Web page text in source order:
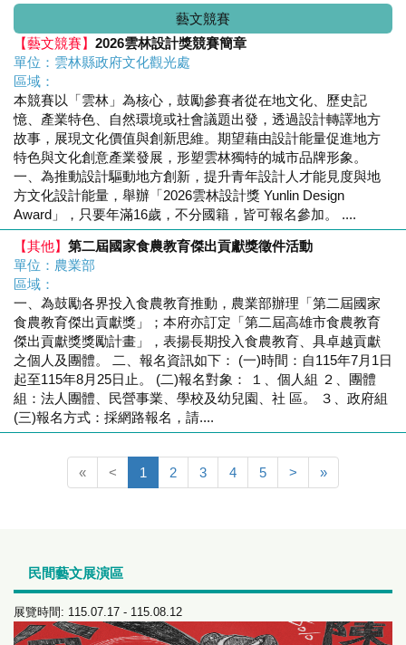
藝文競賽
【藝文競賽】 2026雲林設計獎競賽簡章
單位：雲林縣政府文化觀光處
區域：
本競賽以「雲林」為核心，鼓勵參賽者從在地文化、歷史記
憶、產業特色、自然環境或社會議題出發，透過設計轉譯地方
故事，展現文化價值與創新思維。期望藉由設計能量促進地方
特色與文化創意產業發展，形塑雲林獨特的城市品牌形象。
一、為推動設計驅動地方創新，提升青年設計人才能見度與地
方文化設計能量，舉辦「2026雲林設計獎 Yunlin Design
Award」，只要年滿16歲，不分國籍，皆可報名參加。 ....
【其他】 第二屆國家食農教育傑出貢獻獎徵件活動
單位：農業部
區域：
一、為鼓勵各界投入食農教育推動，農業部辦理「第二屆國家
食農教育傑出貢獻獎」；本府亦訂定「第二屆高雄市食農教育
傑出貢獻獎獎勵計畫」，表揚長期投入食農教育、具卓越貢獻
之個人及團體。 二、報名資訊如下： (一)時間：自115年7月1日
起至115年8月25日止。 (二)報名對象： １、個人組 ２、團體
組：法人團體、民營事業、學校及幼兒園、社 區。 ３、政府組
(三)報名方式：採網路報名，請....
« < 1 2 3 4 5 > »
民間藝文展演區
展覽時間: 115.07.17 - 115.08.12